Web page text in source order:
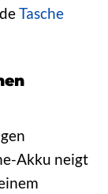
Tasche
Akku neigt